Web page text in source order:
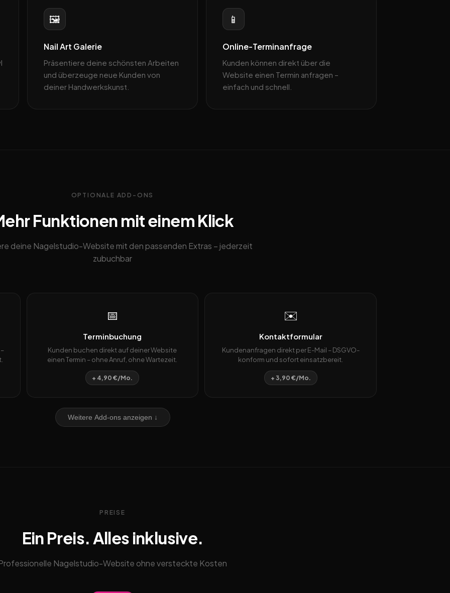
🖼️
Nail Art Galerie
Präsentiere deine schönsten Arbeiten
und überzeuge neue Kunden von
deiner Handwerkskunst.
📱
Online-Terminanfrage
Kunden können direkt über die
Website einen Termin anfragen –
einfach und schnell.
OPTIONALE ADD-ONS
Funktionen mit einem Klick
deine Nagelstudio-Website mit den passenden Extras – jederzeit
zubuchbar
📅
Terminbuchung
Kunden buchen direkt auf deiner Website
einen Termin – ohne Anruf, ohne Wartezeit.
+ 4,90 €/Mo.
✉️
Kontaktformular
Kundenanfragen direkt per E-Mail – DSGVO-
konform und sofort einsatzbereit.
+ 3,90 €/Mo.
Weitere Add-ons anzeigen ↓
PREISE
Ein Preis. Alles inklusive.
Nagelstudio-Website ohne versteckte Kosten